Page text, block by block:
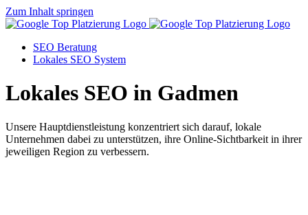
Zum Inhalt springen
SEO Beratung
Lokales SEO System
Lokales SEO in Gadmen
Unsere Hauptdienstleistung konzentriert sich darauf, lokale
Unternehmen dabei zu unterstützen, ihre Online-Sichtbarkeit in ihrer
jeweiligen Region zu verbessern.